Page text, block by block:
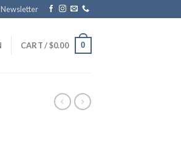
Newsletter
CART /$0.00 0